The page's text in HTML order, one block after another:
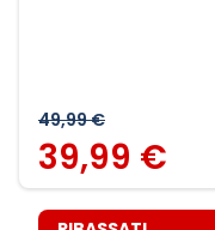
49,99 €
39,99 €